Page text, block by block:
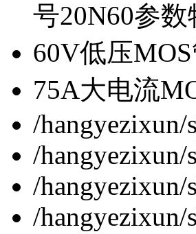
号20N60参数
60V低压
75A大电流
/
/
/
/